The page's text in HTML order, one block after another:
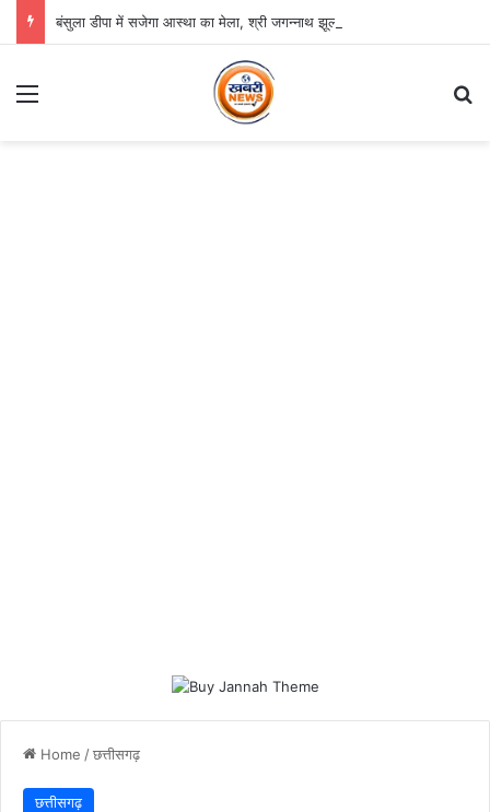
बंसुला डीपा में सजेगा आस्था का मेला, श्री जगन्नाथ झूलन रथयात्रा कल से
Menu
Home /छत्तीसगढ़
छत्तीसगढ़